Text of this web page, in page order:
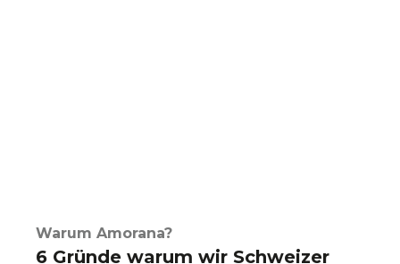
Warum Amorana?
6 Gründe warum wir Schweizer